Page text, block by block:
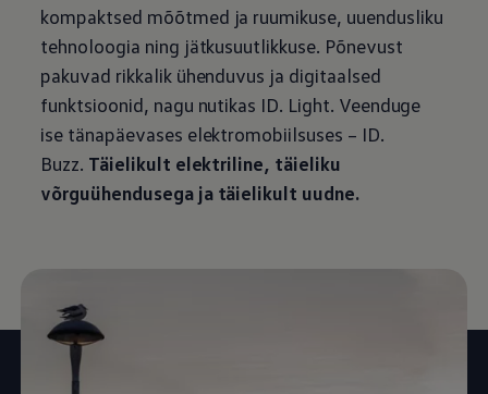
kompaktsed mõõtmed ja ruumikuse, uuendusliku
tehnoloogia ning jätkusuutlikkuse. Põnevust
pakuvad rikkalik ühenduvus ja digitaalsed
funktsioonid, nagu nutikas ID. Light. Veenduge
ise tänapäevases elektromobiilsuses – ID.
Buzz. Täielikult elektriline, täieliku
võrguühendusega ja täielikult uudne.